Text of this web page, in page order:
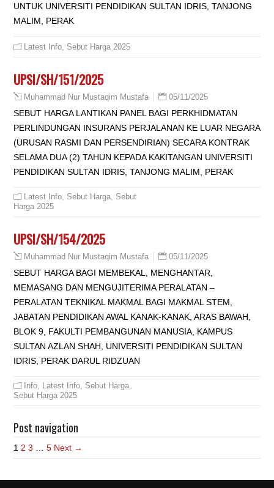
UNTUK UNIVERSITI PENDIDIKAN SULTAN IDRIS, TANJONG
MALIM, PERAK
Latest Info, Sebut Harga 2025
UPSI/SH/151/2025
Muhammad Nur Mustaqim Mustafa 05/11/2025
SEBUT HARGA LANTIKAN PANEL BAGI PERKHIDMATAN
PERLINDUNGAN INSURANS PERJALANAN KE LUAR NEGARA
(URUSAN RASMI DAN PERSENDIRIAN) SECARA KONTRAK
SELAMA DUA (2) TAHUN KEPADA KAKITANGAN UNIVERSITI
PENDIDIKAN SULTAN IDRIS, TANJONG MALIM, PERAK
Latest Info, Sebut Harga, Sebut
Harga 2025
UPSI/SH/154/2025
Muhammad Nur Mustaqim Mustafa 05/11/2025
SEBUT HARGA BAGI MEMBEKAL, MENGHANTAR,
MEMASANG DAN MENGUJITERIMA PERALATAN –
PERALATAN TEKNIKAL MAKMAL BAGI MAKMAL STEM,
JABATAN PENDIDIKAN AWAL KANAK-KANAK, ARAS BAWAH,
BLOK 9, FAKULTI PEMBANGUNAN MANUSIA, KAMPUS
SULTAN AZLAN SHAH, UNIVERSITI PENDIDIKAN SULTAN
IDRIS, PERAK DARUL RIDZUAN
Info, Latest Info, Sebut Harga,
Sebut Harga 2025
Post navigation
1 2 3 … 5 Next →